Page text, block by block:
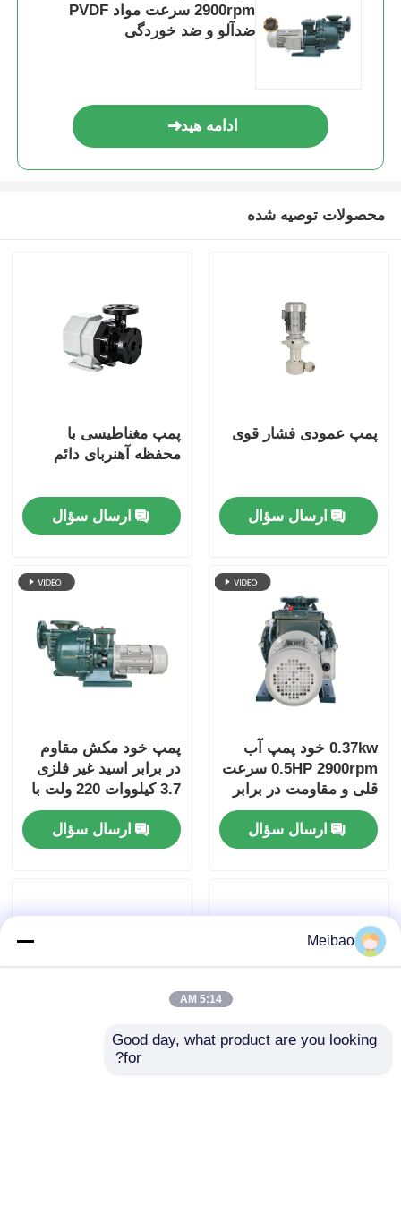
2900rpm سرعت مواد PVDF
ضدآلو و ضد خوردگی
ادامه هید
محصولات توصیه شده
پمپ عمودی فشار قوی
ارسال سؤال
پمپ مغناطیسی با
محفظه آهنربای دائم
ارسال سؤال
0.37kw خود پمپ آب
0.5HP 2900rpm سرعت
قلی و مقاومت در برابر
خوردگی
ارسال سؤال
پمپ خود مکش مقاوم
در برابر اسید غیر فلزی
3.7 کیلووات 220 ولت با
راندمان بالا
ارسال سؤال
پمپ خود مکش با
Meibao
5:14 AM
Good day, what product are you looking
for?